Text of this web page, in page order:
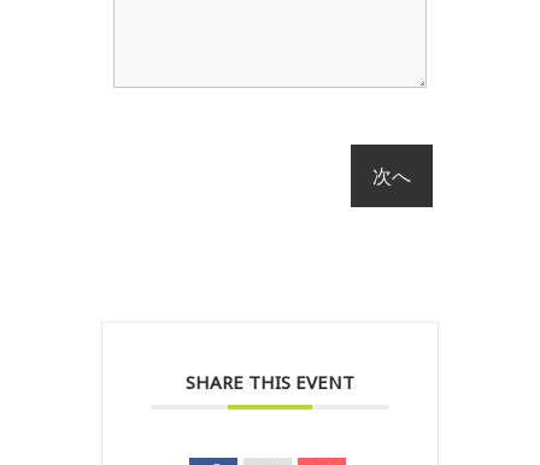
SHARE THIS EVENT